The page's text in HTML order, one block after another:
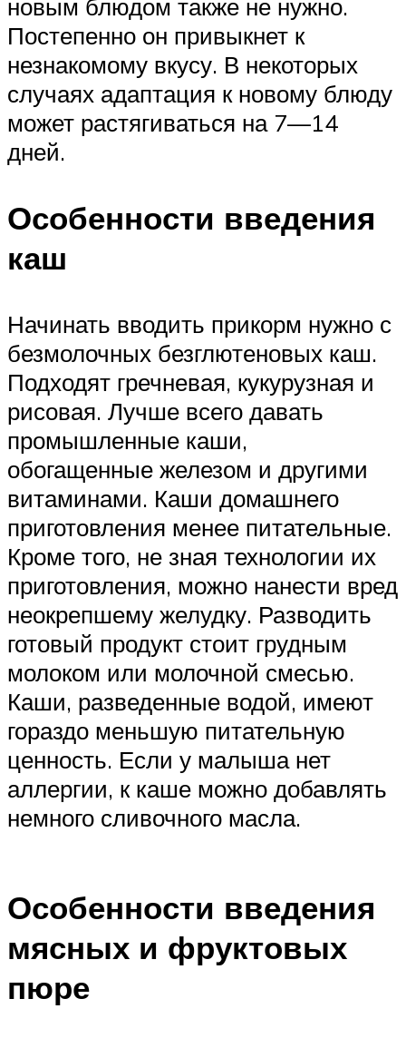
новым блюдом также не нужно.
Постепенно он привыкнет к
незнакомому вкусу. В некоторых
случаях адаптация к новому блюду
может растягиваться на 7—14
дней.
Особенности введения
каш
Начинать вводить прикорм нужно с
безмолочных безглютеновых каш.
Подходят гречневая, кукурузная и
рисовая. Лучше всего давать
промышленные каши,
обогащенные железом и другими
витаминами. Каши домашнего
приготовления менее питательные.
Кроме того, не зная технологии их
приготовления, можно нанести вред
неокрепшему желудку. Разводить
готовый продукт стоит грудным
молоком или молочной смесью.
Каши, разведенные водой, имеют
гораздо меньшую питательную
ценность. Если у малыша нет
аллергии, к каше можно добавлять
немного сливочного масла.
Особенности введения
мясных и фруктовых
пюре